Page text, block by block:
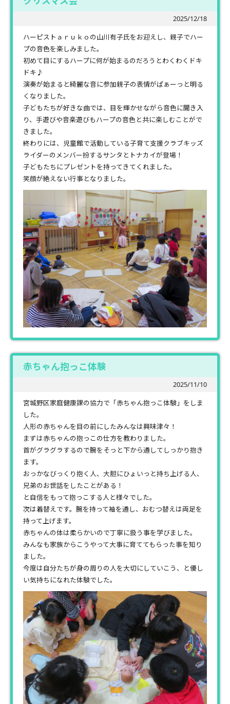
2025/12/18
ハーピストａｒｕｋｏの山川有子氏をお迎えし、親子でハー
プの音色を楽しみました。
初めて目にするハープに何が始まるのだろうとわくわくドキ
ドキ♪
演奏が始まると綺麗な音に参加親子の表情がぱぁーっと明る
くなりました。
子どもたちが好きな曲では、目を輝かせながら音色に聞き入
り、手遊びや音楽遊びもハープの音色と共に楽しむことがで
きました。
終わりには、児童館で活動している子育て支援クラブキッズ
ライダーのメンバー扮するサンタとトナカイが登場！
子どもたちにプレゼントを持ってきてくれました。
笑顔が絶えない行事となりました。
赤ちゃん抱っこ体験
2025/11/10
宮城野区家庭健康課の協力で「赤ちゃん抱っこ体験」をしま
した。
人形の赤ちゃんを目の前にしたみんなは興味津々！
まずは赤ちゃんの抱っこの仕方を教わりました。
首がグラグラするので腕をそっと下から通してしっかり抱き
ます。
おっかなびっくり抱く人、大胆にひょいっと持ち上げる人、
兄弟のお世話をしたことがある！
と自信をもって抱っこする人と様々でした。
次は着替えです。腕を持って袖を通し、おむつ替えは両足を
持って上げます。
赤ちゃんの体は柔らかいので丁寧に扱う事を学びました。
みんなも家族からこうやって大事に育ててもらった事を知り
ました。
今度は自分たちが身の周りの人を大切にしていこう、と優し
い気持ちになれた体験でした。